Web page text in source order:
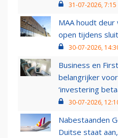
31-07-2026, 7:15
MAA houdt deur
open tijdens
30-07-2026,
Business en
belangrijker
‘investering
30-07-2026,
Nabestaanden
Duitse staat